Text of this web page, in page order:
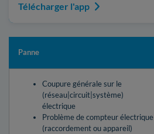
Télécharger l'app
Panne
Coupure générale sur le
(réseau|circuit|système)
électrique
Problème de compteur électrique
(raccordement ou appareil)